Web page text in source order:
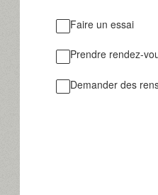
Faire un essai
Prendre rendez-
Demander des